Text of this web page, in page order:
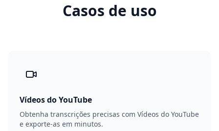
Casos de uso
Vídeos do YouTube
Obtenha transcrições precisas com Vídeos do YouTube
e exporte-as em minutos.